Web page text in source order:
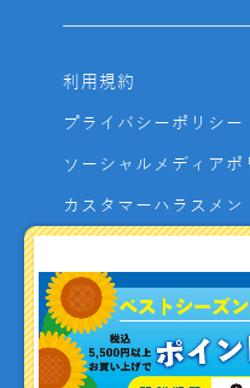
利用規約
プライバシーポリシー
ソーシャルメディアポ
カスタマーハラスメン
よくあるご質問
お問い合わせ
利用者資金の保全方法